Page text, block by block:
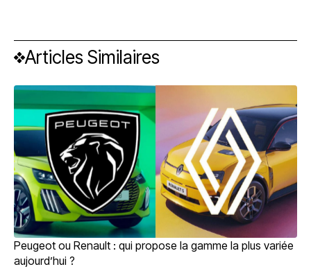
Articles Similaires
Peugeot ou Renault : qui propose la gamme la plus variée
aujourd’hui ?